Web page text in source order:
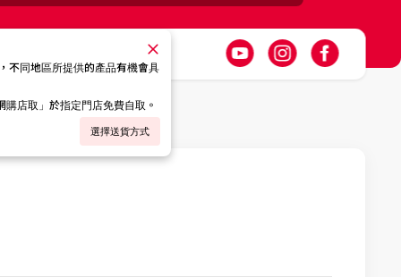
不同地區所提供的產品有機會具
購店取」於指定門店免費自取。
選擇送貨方式